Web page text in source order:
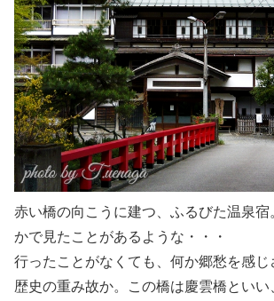
赤い橋の向こうに建つ、ふるびた温泉宿
かで見たことがあるような・・・
行ったことがなくても、何か郷愁を感じ
歴史の重み故か。この橋は慶雲橋とい